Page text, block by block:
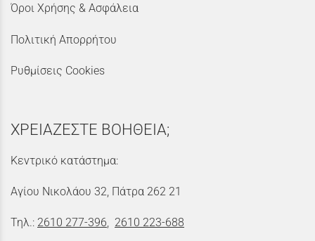
Όροι Χρήσης & Ασφάλεια
Πολιτική Απορρήτου
Ρυθμίσεις Cookies
ΧΡΕΙΑΖΕΣΤΕ ΒΟΗΘΕΙΑ;
Κεντρικό κατάστημα:
Αγίου Νικολάου 32, Πάτρα 262 21
Τηλ.: 2610 277-396, 2610 223-688